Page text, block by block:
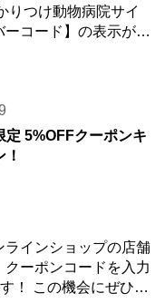
ーコード】の表示が必
定 5%OFFクーポンキ
インショップの店舗
ーポンコードを入力
ひご